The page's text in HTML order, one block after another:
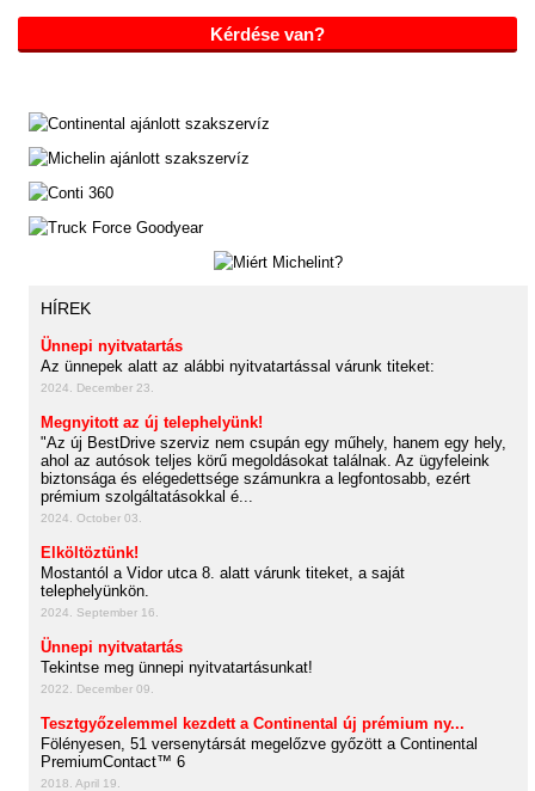
Kérdése van?
HÍREK
Ünnepi nyitvatartás
Az ünnepek alatt az alábbi nyitvatartással várunk titeket:
2024. December 23.
Megnyitott az új telephelyünk!
"Az új BestDrive szerviz nem csupán egy műhely, hanem egy hely,
ahol az autósok teljes körű megoldásokat találnak. Az ügyfeleink
biztonsága és elégedettsége számunkra a legfontosabb, ezért
prémium szolgáltatásokkal é...
2024. October 03.
Elköltöztünk!
Mostantól a Vidor utca 8. alatt várunk titeket, a saját
telephelyünkön.
2024. September 16.
Ünnepi nyitvatartás
Tekintse meg ünnepi nyitvatartásunkat!
2022. December 09.
Tesztgyőzelemmel kezdett a Continental új prémium ny...
Fölényesen, 51 versenytársát megelőzve győzött a Continental
PremiumContact™ 6
2018. April 19.